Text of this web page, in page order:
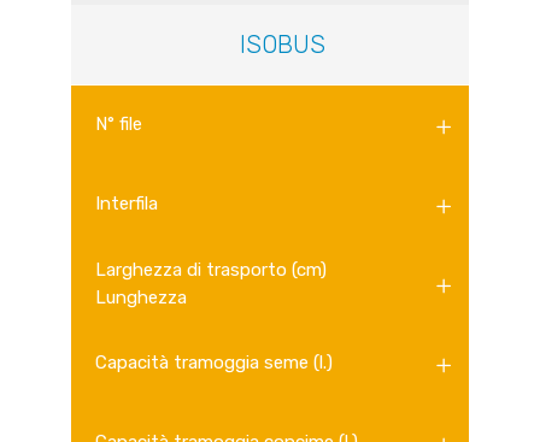
ISOBUS
N° file
Interfila
Larghezza di trasporto (cm)
Lunghezza
Capacità tramoggia seme (l.)